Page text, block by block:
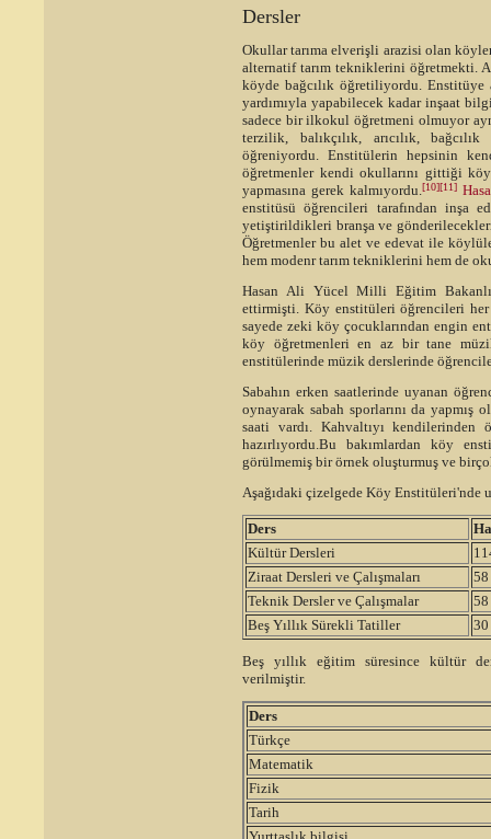
Dersler
Okullar tarıma elverişli arazisi olan
alternatif tarım tekniklerini öğretmekti.
köyde bağcılık öğretiliyordu.
yardımıyla yapabilecek kadar inşaat
sadece bir ilkokul öğretmeni olmuyor
terzilik, balıkçılık, arıcılık,
öğreniyordu. Enstitülerin hepsinin
öğretmenler kendi okullarını gittiği
yapmasına gerek kalmıyordu.[10][11]
enstitüsü öğrencileri tarafından inşa
yetiştirildikleri branşa ve
Öğretmenler bu alet ve edevat ile
hem modenr tarım tekniklerini hem de
Hasan Ali Yücel Milli Eğitim
ettirmişti. Köy enstitüleri öğrencileri
sayede zeki köy çocuklarından engin
köy öğretmenleri en az bir tane
enstitülerinde müzik derslerinde
Sabahın erken saatlerinde uyanan
oynayarak sabah sporlarını da yapmış
saati vardı. Kahvaltıyı kendilerinden
hazırlıyordu.Bu bakımlardan köy
görülmemiş bir örnek oluşturmuş ve
Aşağıdaki çizelgede Köy Enstitüleri'nde
Ders
Kültür Dersleri
Ziraat Dersleri ve Çalışmaları
58
Teknik Dersler ve Çalışmalar
58
Beş Yıllık Sürekli Tatiller
30
Beş yıllık eğitim süresince kültür
verilmiştir.
Ders
Türkçe
Matematik
Fizik
Tarih